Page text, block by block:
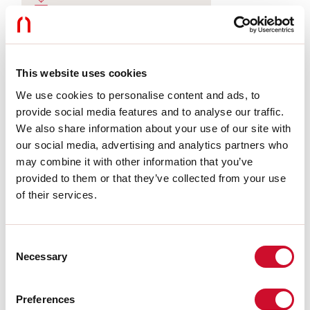
This website uses cookies
We use cookies to personalise content and ads, to
provide social media features and to analyse our traffic.
We also share information about your use of our site with
our social media, advertising and analytics partners who
may combine it with other information that you’ve
provided to them or that they’ve collected from your use
of their services.
Selection
Necessary
Preferences
LIGHT SOURCE
CERTIFICATIES CE
BIM
TECHNISCHE FICHE
Conformiteit
CEI EN 60598-1:2015 + A11:2009. IEC 60598-2:2015 2-1, 2-2